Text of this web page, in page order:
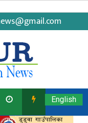
English